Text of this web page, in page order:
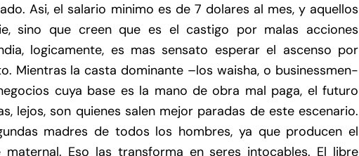
Asi, el salario minimo es de 7 dolares al mes, y aquellos
sino que creen que es el castigo por malas acciones
logicamente, es mas sensato esperar el ascenso por
Mientras la casta dominante –los waisha, o businessmen-
cuya base es la mano de obra mal paga, el futuro
lejos, son quienes salen mejor paradas de este escenario.
madres de todos los hombres, ya que producen el
Eso las transforma en seres intocables. El libre